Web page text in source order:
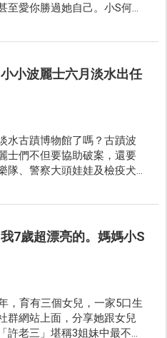
至愛你勝過她自己。小S何其
小波麗士六月淡水出任
水古蹟博物館了嗎？古蹟波
士們不但要協助破案，還要
隊、警察大頭娃娃及檢疫犬
7歲超漂亮的。媽媽小S
，育有三個女兒，一家5口生
群網站上面，分享她跟女兒
許老三」堪稱3姐妹中最不受